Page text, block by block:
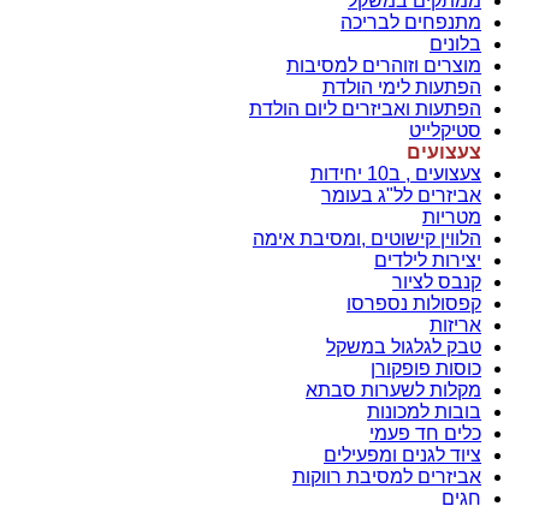
מתנפחים לבריכה
בלונים
מוצרים וזוהרים למסיבות
הפתעות לימי הולדת
הפתעות ואביזרים ליום הולדת
סטיקלייט
צעצועים
צעצועים , ב10 יחידות
אביזרים לל"ג בעומר
מטריות
הלווין קישוטים ,ומסיבת אימה
יצירות לילדים
קנבס לציור
קפסולות נספרסו
אריזות
טבק לגלגול במשקל
כוסות פופקורן
מקלות לשערות סבתא
בובות למכונות
כלים חד פעמי
ציוד לגנים ומפעילים
אביזרים למסיבת רווקות
חגים